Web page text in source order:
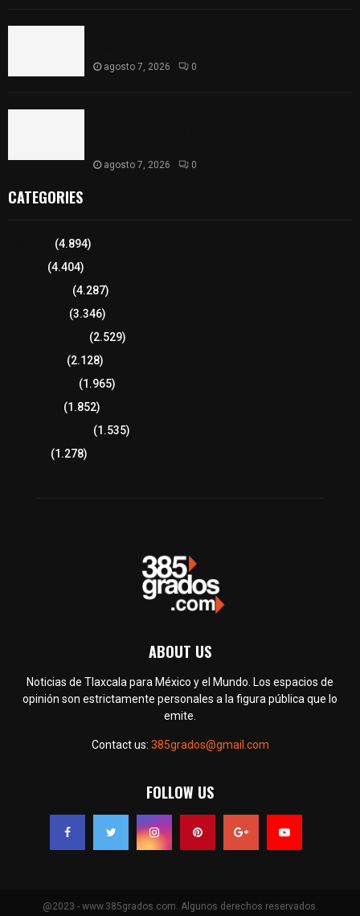
agosto 7, 2026 0
agosto 7, 2026 0
CATEGORIES
(4.894)
(4.404)
(4.287)
(3.346)
(2.529)
(2.128)
(1.965)
(1.852)
(1.535)
(1.278)
ABOUT US
Noticias de Tlaxcala para México y el Mundo. Los espacios de
opinión son estrictamente personales a la figura pública que lo
emite.
Contact us: 385grados@gmail.com
FOLLOW US
@2023 - www.385grados.com. Algunos derechos reservados.